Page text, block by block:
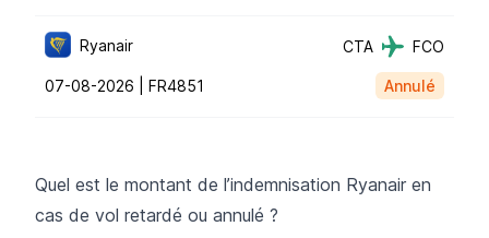
Ryanair CTA FCO
07-08-2026 | FR4851 Annulé
Quel est le montant de l’indemnisation Ryanair en
cas de vol retardé ou annulé ?